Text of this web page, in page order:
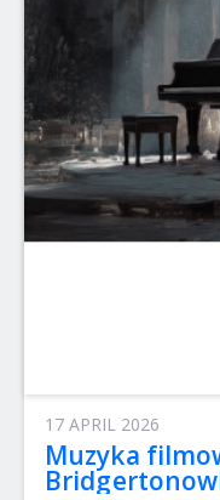
17 APRIL 2026
Muzyka